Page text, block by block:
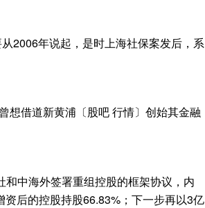
年说起，是时上海社保案发后，系
借道新黄浦〔股吧 行情〕创始其金融
中海外签署重组控股的框架协议，内
资后的控股持股66.83%；下一步再以3亿